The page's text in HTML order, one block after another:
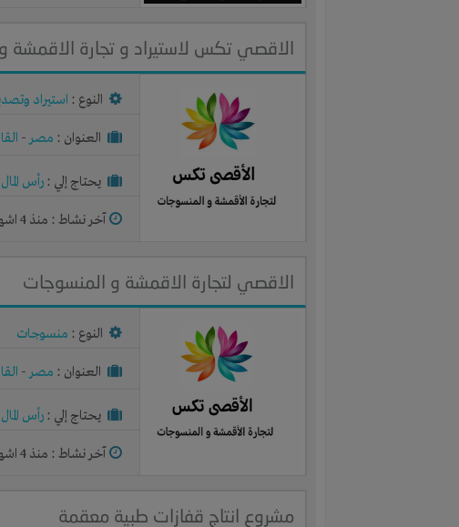
الاقصي تكس لاستيراد و تجارة الاقمشة
النوع : استيراد
العنوان : مصر-
يحتاج إلي : رأس المال
آخر نشاط : منذ 4 اشهر
الاقصي لتجارة الاقمشة و المنسوجات
النوع : منسوجات
العنوان : مصر-
يحتاج إلي : رأس المال
آخر نشاط : منذ 4 اشهر
مشروع انتاج قفازات طبية معقمة